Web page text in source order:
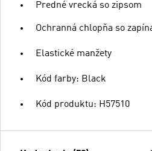
Predné vrecká so zipsom
Ochranná chlopňa so
Elastické manžety
Kód farby: Black
Kód produktu: H57510